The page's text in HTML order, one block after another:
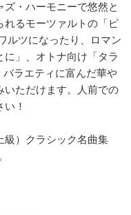
・ハーモニーで悠然と
れるモーツァルトの「ピ
ルツになったり、ロマン
」、オトナ向け「タラ
ラエティに富んだ華や
いただけます。人前での
！
）クラシック名曲集